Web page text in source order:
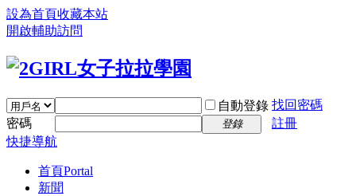
設為首頁收藏本站
開啟輔助訪問
自動登錄 找回密碼
密碼
登錄
註冊
快捷導航
首頁Portal
新聞